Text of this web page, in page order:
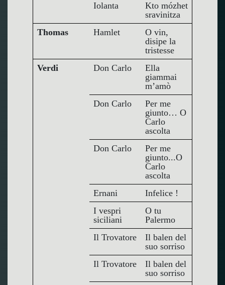
Iolanta
Kto mózhet
sravinitza
Thomas
Hamlet
O vin,
disipe la
tristesse
Verdi
Don Carlo
Ella
giammai
m’amò
Don Carlo
Per me
giunto… O
Carlo
ascolta
Don Carlo
Per me
giunto...O
Carlo
ascolta
Ernani
Infelice !
I vespri
siciliani
O tu
Palermo
Il Trovatore
Il balen del
suo sorriso
Il Trovatore
Il balen del
suo sorriso